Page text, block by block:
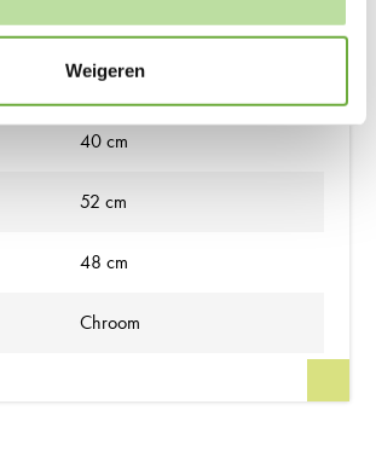
Weigeren
Zo goed als nieuw
Groen, Wit, Zwart
40 cm
52 cm
48 cm
Chroom